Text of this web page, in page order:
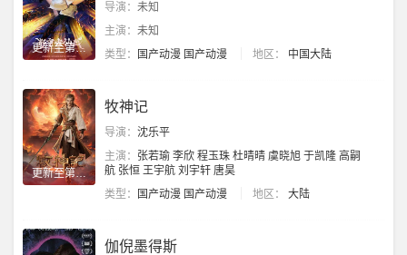
更新至第202集
导演： 未知
主演： 未知
类型：
国产动漫 国产动漫 地区： 中国大陆
更新至第95集
牧神记
导演： 沈乐平
主演： 张若瑜 李欣 程玉珠 杜晴晴 虞晓旭 于凯隆 高嗣
航 张恒 王宇航 刘宇轩 唐昊
类型：
国产动漫 国产动漫 地区： 大陆
伽倪墨得斯